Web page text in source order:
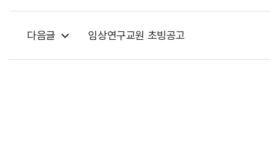
다음글 임상연구교원 초빙공고